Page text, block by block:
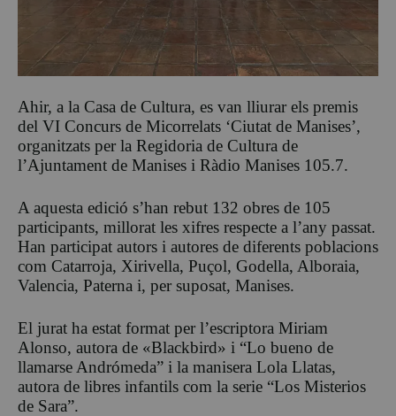
Ahir, a la Casa de Cultura, es van lliurar els premis
del VI Concurs de Micorrelats ‘Ciutat de Manises’,
organitzats per la Regidoria de Cultura de
l’Ajuntament de Manises i Ràdio Manises 105.7.
A aquesta edició s’han rebut 132 obres de 105
participants, millorat les xifres respecte a l’any passat.
Han participat autors i autores de diferents poblacions
com Catarroja, Xirivella, Puçol, Godella, Alboraia,
Valencia, Paterna i, per suposat, Manises.
El jurat ha estat format per l’escriptora Miriam
Alonso, autora de «Blackbird» i “Lo bueno de
llamarse Andrómeda” i la manisera Lola Llatas,
autora de libres infantils com la serie “Los Misterios
de Sara”.